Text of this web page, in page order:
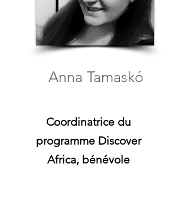
Anna Tamaskó
Coordinatrice du
programme Discover
Africa, bénévole